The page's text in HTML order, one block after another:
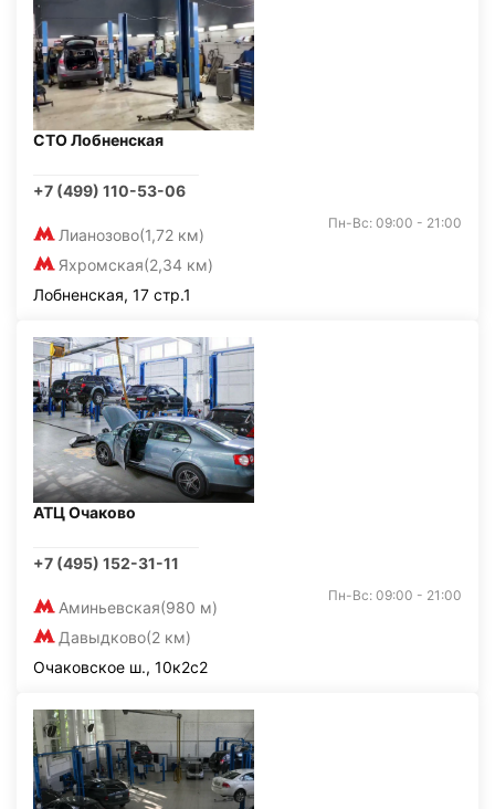
СТО Лобненская
+7 (499) 110-53-06
Лианозово(1,72 км)
Яхромская(2,34 км)
Пн-Вс: 09:00 - 21:00
Лобненская, 17 стр.1
АТЦ Очаково
+7 (495) 152-31-11
Аминьевская(980 м)
Давыдково(2 км)
Пн-Вс: 09:00 - 21:00
Очаковское ш., 10к2с2